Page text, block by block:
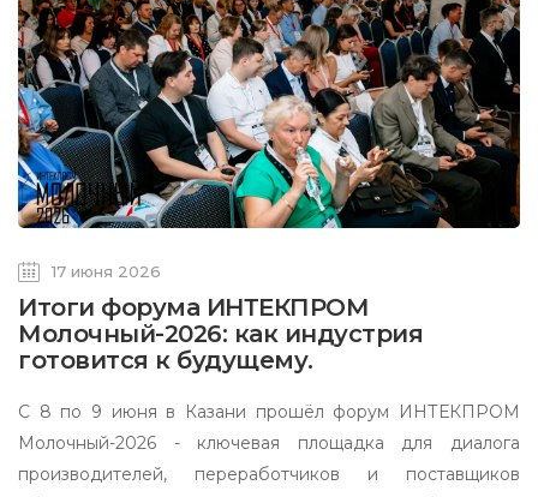
17 июня 2026
Итоги форума ИНТЕКПРОМ
Молочный-2026: как индустрия
готовится к будущему.
С 8 по 9 июня в Казани прошёл форум ИНТЕКПРОМ
Молочный-2026 - ключевая площадка для диалога
производителей, переработчиков и поставщиков